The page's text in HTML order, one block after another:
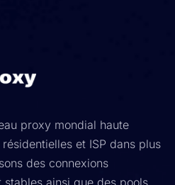
proxy mondial haute
et ISP dans plus
des connexions
stables ainsi que des pools